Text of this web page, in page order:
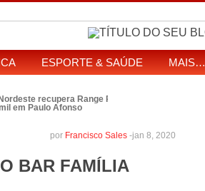
ESPORTE & SAÚDE MAIS…
restrição por estelionato em Antas
em Paulo Afonso
jan 8, 2020
por Francisco Sales -
BAR FAMÍLIA